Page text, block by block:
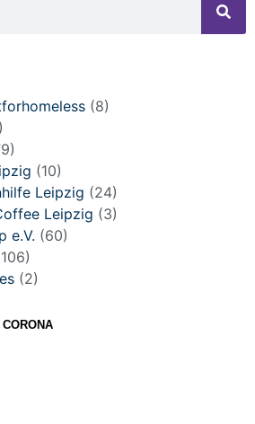
CORONA
(8)
(10)
Leipzig (24)
Leipzig (3)
e.V. (60)
(2)